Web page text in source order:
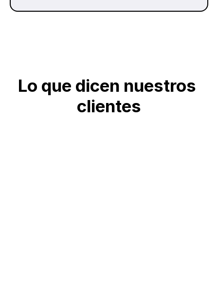
Lo que dicen nuestros
clientes